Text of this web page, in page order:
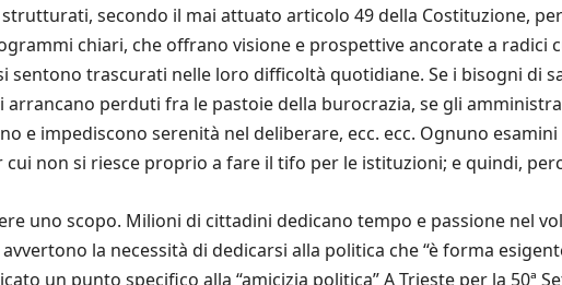
secondo il mai attuato articolo 49 della Costituzione,
chiari, che offrano visione e prospettive ancorate a radici
sentono trascurati nelle loro difficoltà quotidiane. Se i bisogni di
arrancano perduti fra le pastoie della burocrazia, se gli
e impediscono serenità nel deliberare, ecc. ecc. Ognuno
non si riesce proprio a fare il tifo per le istituzioni; e quindi,
uno scopo. Milioni di cittadini dedicano tempo e passione nel
la necessità di dedicarsi alla politica che “è forma
un punto specifico alla “amicizia politica” A Trieste per la 50ª